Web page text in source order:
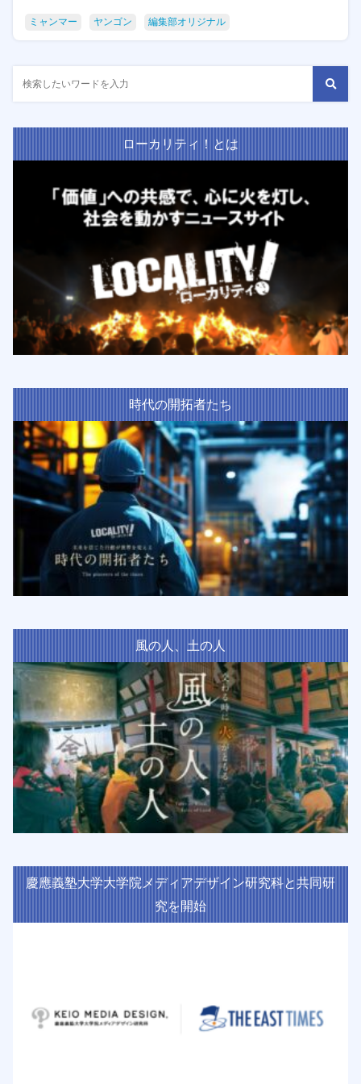
ミャンマー ヤンゴン 編集部オリジナル
ローカリティ！とは
時代の開拓者たち
風の人、土の人
慶應義塾大学大学院メディアデザイン研究科と共同研
究を開始